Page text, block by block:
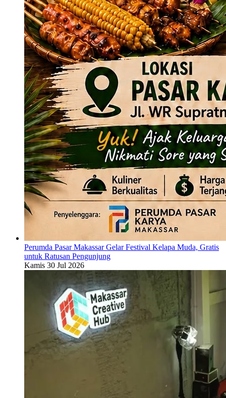
Perumda Pasar Makassar Gelar Festival Kelapa Muda, Gratis
untuk Ratusan Pengunjung
Kamis 30 Jul 2026